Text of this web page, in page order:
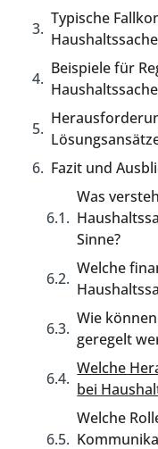
Typische
Beispiele für
Fazit und
Was
Sinne?
Welche
Wie
geregelt
Welche
bei
Welche